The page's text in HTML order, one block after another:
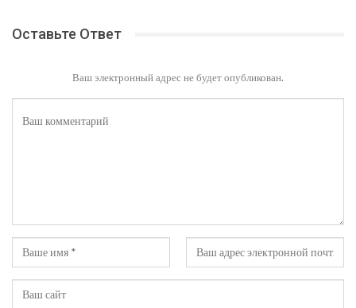
Оставьте Ответ
Ваш электронный адрес не будет опубликован.